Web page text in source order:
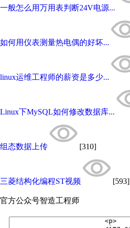
一般怎么用万用表判断24V电源...
如何用仪表测量热电偶的好坏...
linux运维工程师的薪资是多少...
Linux下MySQL如何修改数据库...
组态数据上传 [310]
三菱结构化编程ST视频 [593]
官方公众号智造工程师